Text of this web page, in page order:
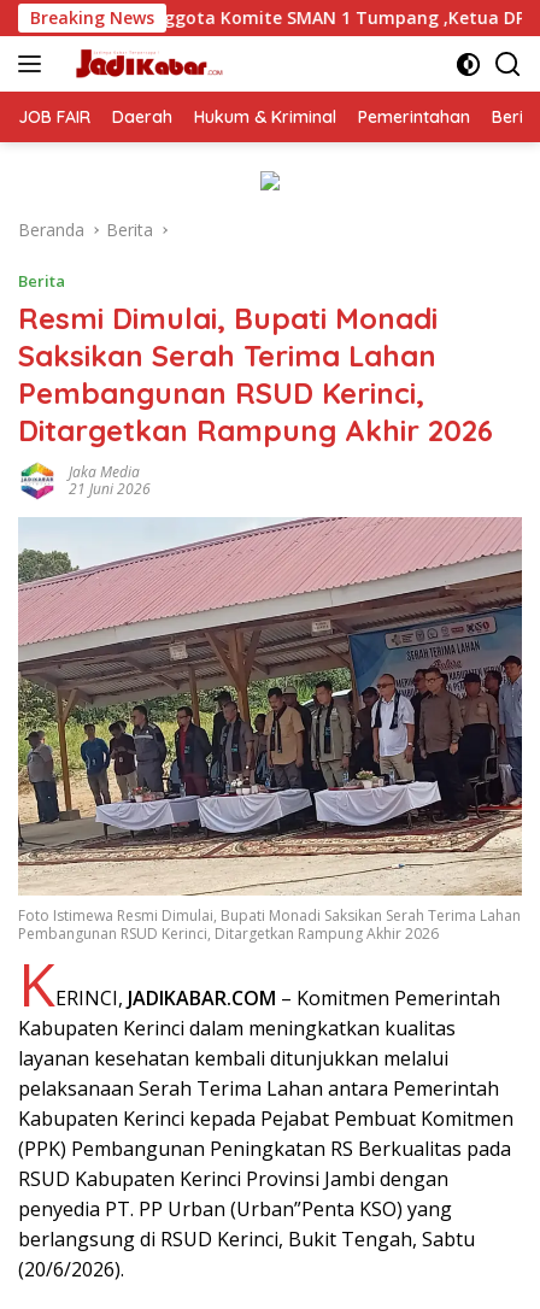
Langsung
ke
konten
Breaking News
SMAN 1 Tumpang ,Ketua DPD IWOI Buka suara
JOB FAIR Daerah Hukum & Kriminal Pemerintahan
Beranda Berita
Berita
Resmi Dimulai, Bupati Monadi
Saksikan Serah Terima Lahan
Pembangunan RSUD Kerinci,
Ditargetkan Rampung Akhir 2026
Jaka Media
21 Juni 2026
Foto Istimewa Resmi Dimulai, Bupati Monadi Saksikan Serah Terima Lahan
Pembangunan RSUD Kerinci, Ditargetkan Rampung Akhir 2026
KERINCI, JADIKABAR.COM – Komitmen Pemerintah
Kabupaten Kerinci dalam meningkatkan kualitas
layanan kesehatan kembali ditunjukkan melalui
pelaksanaan Serah Terima Lahan antara Pemerintah
Kabupaten Kerinci kepada Pejabat Pembuat Komitmen
(PPK) Pembangunan Peningkatan RS Berkualitas pada
RSUD Kabupaten Kerinci Provinsi Jambi dengan
penyedia PT. PP Urban (Urban”Penta KSO) yang
berlangsung di RSUD Kerinci, Bukit Tengah, Sabtu
(20/6/2026).